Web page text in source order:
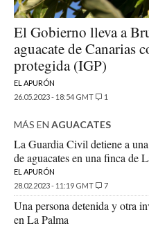
El Gobierno lleva a
aguacate de Canarias
protegida (IGP)
EL APURÓN
26.05.2023 - 18:54 GMT
1
MÁS EN AGUACATES
La Guardia Civil detiene a
de aguacates en una finca de
EL APURÓN
28.02.2023 - 11:19 GMT
7
Una persona detenida y otra
en La Palma